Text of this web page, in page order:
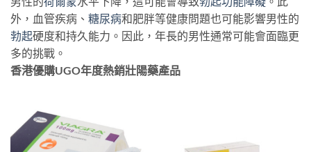
外，血管疾病、 糖尿病和肥胖等健康問題也可能影響男性的
勃起硬度和持久能力。因此，年長的男性通常可能會面臨更
多的挑戰。
香港優購UGO年度熱銷壯陽藥產品